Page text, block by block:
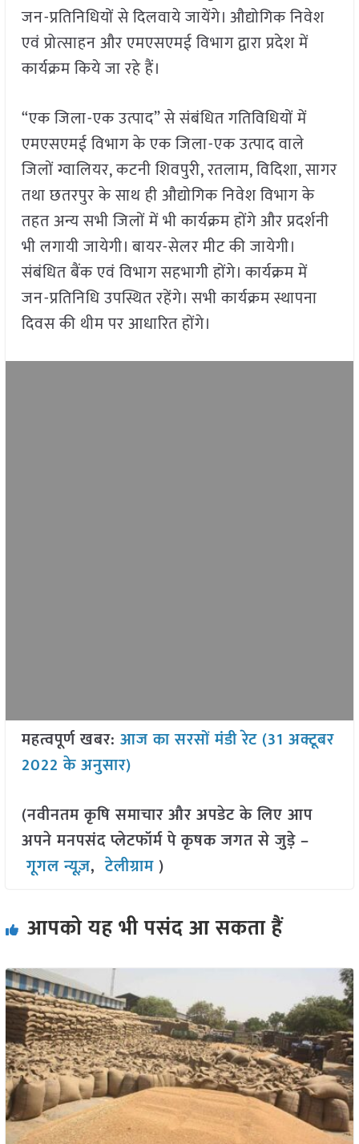
जन-प्रतिनिधियों से दिलवाये जायेंगे। औद्योगिक निवेश
एवं प्रोत्साहन और एमएसएमई विभाग द्वारा प्रदेश में
कार्यक्रम किये जा रहे हैं।
“एक जिला-एक उत्पाद” से संबंधित गतिविधियों में
एमएसएमई विभाग के एक जिला-एक उत्पाद वाले
जिलों ग्वालियर, कटनी शिवपुरी, रतलाम, विदिशा, सागर
तथा छतरपुर के साथ ही औद्योगिक निवेश विभाग के
तहत अन्य सभी जिलों में भी कार्यक्रम होंगे और प्रदर्शनी
भी लगायी जायेगी। बायर-सेलर मीट की जायेगी।
संबंधित बैंक एवं विभाग सहभागी होंगे। कार्यक्रम में
जन-प्रतिनिधि उपस्थित रहेंगे। सभी कार्यक्रम स्थापना
दिवस की थीम पर आधारित होंगे।
महत्वपूर्ण खबर: आज का सरसों मंडी रेट (31 अक्टूबर
2022 के अनुसार)
(नवीनतम कृषि समाचार और अपडेट के लिए आप
अपने मनपसंद प्लेटफॉर्म पे कृषक जगत से जुड़े –
गूगल न्यूज़,टेलीग्राम )
आपको यह भी पसंद आ सकता हैं